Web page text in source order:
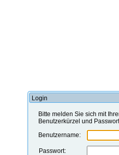
Login
Bitte melden Sie sich mit
Benutzerkürzel und
Benutzername:
Passwort: